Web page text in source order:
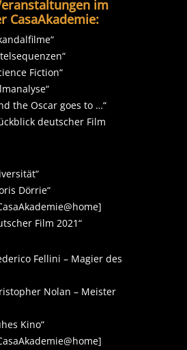
im
CasaAkademie:
Fiction“
the Oscar goes to …“
deutscher Film
Dörrie“
Film 2021“
Fellini – Magier des
Nolan – Meister
Kino“